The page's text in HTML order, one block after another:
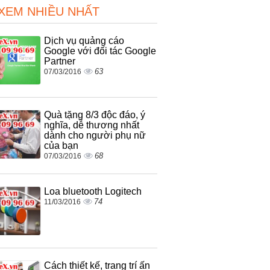
NHIỀU NHẤT
Dịch vụ quảng cáo
Google với đối tác Google
Partner
07/03/2016 63
Quà tặng 8/3 độc đáo, ý
nghĩa, dễ thương nhất
dành cho người phụ nữ
của bạn
07/03/2016 68
Loa bluetooth Logitech
11/03/2016 74
Cách thiết kế, trang trí ấn